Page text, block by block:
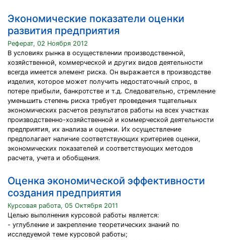
Экономические показатели оценки
развития предприятия
Реферат, 02 Ноября 2012
В условиях рынка в осуществлении производственной,
хозяйственной, коммерческой и других видов деятельности
всегда имеется элемент риска. Он выражается в производстве
изделия, которое может получить недостаточный спрос, в
потере прибыли, банкротстве и т.д. Следовательно, стремление
уменьшить степень риска требует проведения тщательных
экономических расчетов результатов работы на всех участках
производственно-хозяйственной и коммерческой деятельности
предприятия, их анализа и оценки. Их осуществление
предполагает наличие соответствующих критериев оценки,
экономических показателей и соответствующих методов
расчета, учета и обобщения.
Оценка экономической эффективности
создания предприятия
Курсовая работа, 05 Октября 2011
Целью выполнения курсовой работы является:
- углубление и закрепление теоретических знаний по
исследуемой теме курсовой работы;